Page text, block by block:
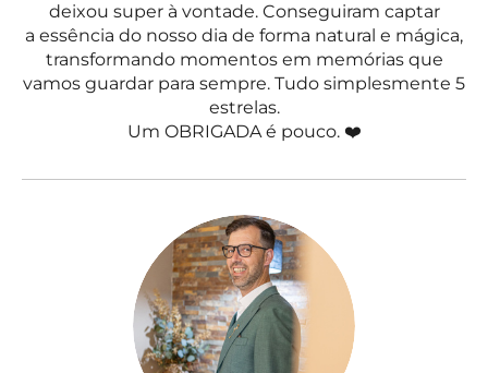
deixou super à vontade. Conseguiram captar
a essência do nosso dia de forma natural e mágica,
transformando momentos em memórias que
vamos guardar para sempre. Tudo simplesmente 5
estrelas.
Um OBRIGADA é pouco. ❤️